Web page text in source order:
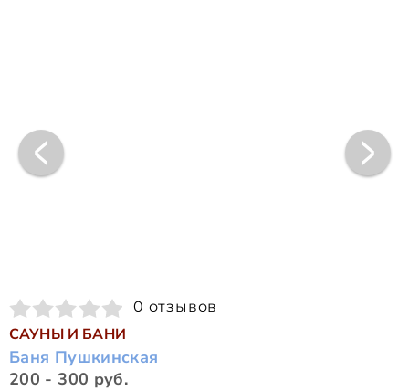
0 отзывов
САУНЫ И БАНИ
Баня Пушкинская
200 - 300 руб.